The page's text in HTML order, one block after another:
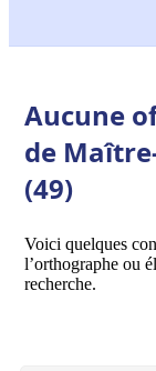
Aucune
de
(49)
Voici quelques
l’orthographe ou
recherche.